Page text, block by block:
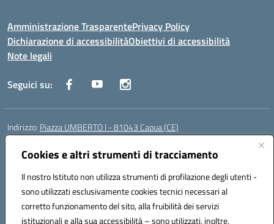
Cookies e altri strumenti di tracciamento
Il nostro Istituto non utilizza strumenti di profilazione degli utenti -
sono utilizzati esclusivamente cookies tecnici necessari al
corretto funzionamento del sito, alla fruibilità dei servizi
istituzionali e alla sua accessibilità – sono utilizzati, inoltre,
Amministrazione TrasparentePrivacy Policy
Dichiarazione di accessibilitàObiettivi di accessibilità
Note legali
Seguici su:
Indirizzo: Piazza UMBERTO I - 81043 Capua (CE)
Centralino:
Posta elettronica certificata (PEC):cepm03000d@pec.istruzione.it
Codice fiscale: 93034560610
Codice meccanografico:CEPM03000D
Codice Indice delle Pubbliche Amministrazioni (IPA): istsc_cepm03000d
Codice unico di fatturazione (CUF): UF7IYN